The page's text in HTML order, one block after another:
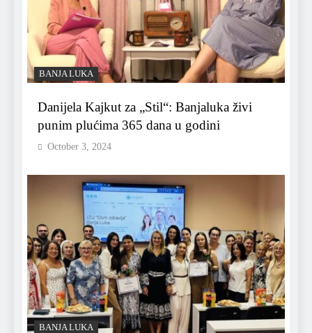
BANJA LUKA
Danijela Kajkut za „Stil“: Banjaluka živi
punim plućima 365 dana u godini
October 3, 2024
BANJA LUKA